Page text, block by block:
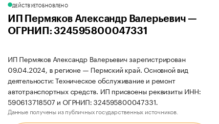
ДЕЙСТВУЕТОБНОВЛЕНО
ИП Пермяков Александр Валерьевич —
ОГРНИП: 324595800047331
ИП Пермяков Александр Валерьевич зарегистрирован
09.04.2024, в регионе — Пермский край. Основной вид
деятельности: Техническое обслуживание и ремонт
автотранспортных средств. ИП присвоены реквизиты ИНН:
590613718507 и ОГРНИП: 324595800047331.
Данные получены из публичных государственных источников.